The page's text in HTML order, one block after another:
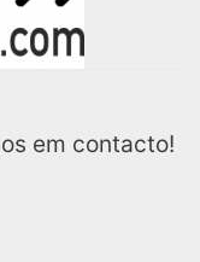
em contacto!